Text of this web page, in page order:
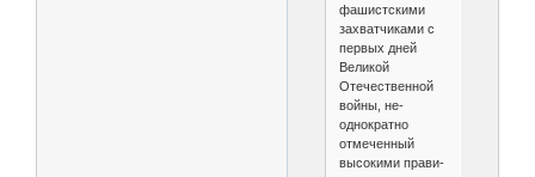
фашистскими
захватчиками с
первых дней
Великой
Отечественной
войны, не­
однократно
отмеченный
высокими прави­